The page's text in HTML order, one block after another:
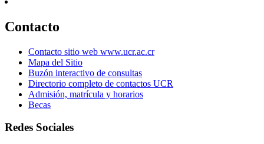
Contacto
Contacto sitio web www.ucr.ac.cr
Mapa del Sitio
Buzón interactivo de consultas
Directorio completo de contactos UCR
Admisión, matrícula y horarios
Becas
Redes Sociales